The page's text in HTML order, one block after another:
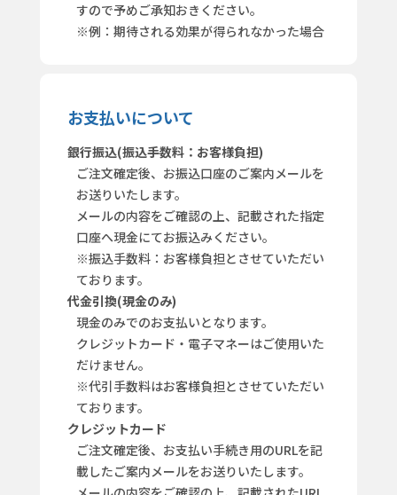
すので予めご承知おきください。
※例：期待される効果が得られなかった場合
お支払いについて
銀行振込(振込手数料：お客様負担)
ご注文確定後、お振込口座のご案内メールを
お送りいたします。
メールの内容をご確認の上、記載された指定
口座へ現金にてお振込みください。
※振込手数料：お客様負担とさせていただい
ております。
代金引換(現金のみ)
現金のみでのお支払いとなります。
クレジットカード・電子マネーはご使用いた
だけません。
※代引手数料はお客様負担とさせていただい
ております。
クレジットカード
ご注文確定後、お支払い手続き用のURLを記
載したご案内メールをお送りいたします。